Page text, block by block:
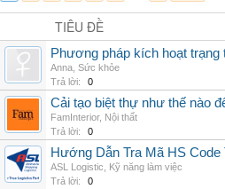
TIÊU ĐỀ
Phương pháp kích hoạt
Anna Sức khỏe
Trả lời:
0
Cải tạo biệt thự như thế nào
FamInterior, Nội thất
Trả lời:
0
Hướng Dẫn Tra Mã HS
ASL Logistic
Kỹ năng làm việc
Trả lời:
0